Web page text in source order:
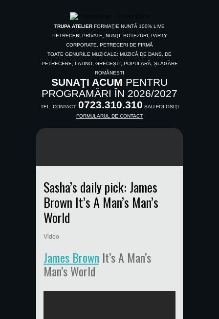
TRUPA ATELIER FORMAȚIE NUNTĂ 100% LIVE
PETRECERI PRIVATE, NUNŢI, BOTEZURI, PARTY
CORPORATE, PETRECERI DE FIRMĂ
TOATE GENURILE MUZICALE: MUZICĂ DE DANS, DE
PETRECERE, LATINO, GRECEȘTI, POPULARĂ, ȘLAGĂRE
ROMÂNEȘTI
SUNAŢI ACUM PENTRU
PROGRAMĂRI ÎN 2026/2027
TEL. CONTACT: 0723.310.310 SAU FOLOSIŢI
FORMULARUL DE CONTACT
Sasha’s daily pick: James
Brown It’s A Man’s Man’s
World
Video
James Brown It’s A Man’s
Man’s World